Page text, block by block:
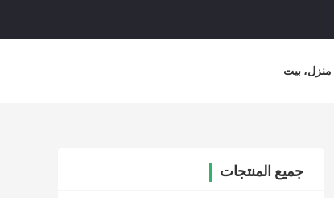
منزل، بيت
جميع المنتجات